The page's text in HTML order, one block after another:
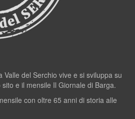
Valle del Serchio vive e si sviluppa su
e il mensile Il Giornale di Barga.
con oltre 65 anni di storia alle